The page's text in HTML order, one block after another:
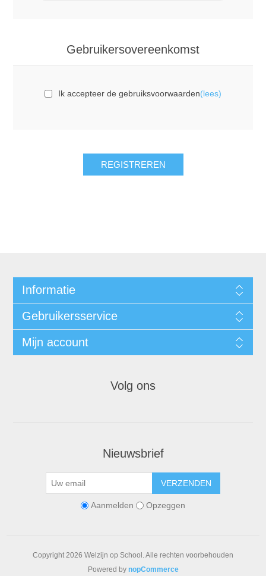
Gebruikersovereenkomst
Ik accepteer de gebruiksvoorwaarden(lees)
REGISTREREN
Informatie
Gebruikersservice
Mijn account
Volg ons
Nieuwsbrief
VERZENDEN
Aanmelden Opzeggen
Copyright 2026 Welzijn op School. Alle rechten voorbehouden
Powered by nopCommerce